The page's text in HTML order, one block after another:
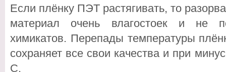
Если плёнку ПЭТ растягивать, то
материал очень влагостоек и не
химикатов. Перепады температуры
сохраняет все свои качества и при
С.